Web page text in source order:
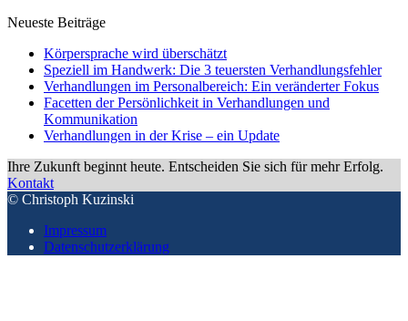
Neueste Beiträge
Körpersprache wird überschätzt
Speziell im Handwerk: Die 3 teuersten Verhandlungsfehler
Verhandlungen im Personalbereich: Ein veränderter Fokus
Facetten der Persönlichkeit in Verhandlungen und
Kommunikation
Verhandlungen in der Krise – ein Update
Ihre Zukunft beginnt heute. Entscheiden Sie sich für mehr Erfolg.
Kontakt
© Christoph Kuzinski
Impressum
Datenschutzerklärung